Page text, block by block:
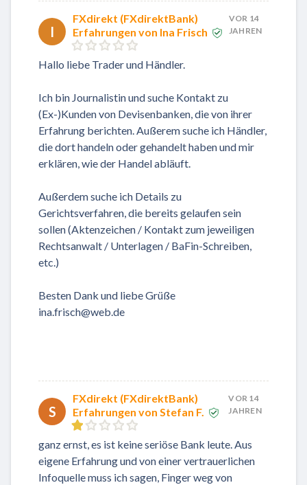
I
FXdirekt (FXdirektBank)
Erfahrungen von Ina Frisch
VOR 14
JAHREN
Hallo liebe Trader und Händler.
Ich bin Journalistin und suche Kontakt zu
(Ex-)Kunden von Devisenbanken, die von ihrer
Erfahrung berichten. Außerem suche ich Händler,
die dort handeln oder gehandelt haben und mir
erklären, wie der Handel abläuft.
Außerdem suche ich Details zu
Gerichtsverfahren, die bereits gelaufen sein
sollen (Aktenzeichen / Kontakt zum jeweiligen
Rechtsanwalt / Unterlagen / BaFin-Schreiben,
etc.)
Besten Dank und liebe Grüße
ina.frisch@web.de
S
FXdirekt (FXdirektBank)
Erfahrungen von Stefan F.
VOR 14
JAHREN
ganz ernst, es ist keine seriöse Bank leute. Aus
eigene Erfahrung und von einer vertrauerlichen
Infoquelle muss ich sagen, Finger weg von